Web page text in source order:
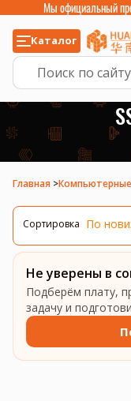
Мы официальный
Каталог
Главная >
Сортировка По
Не уверены в
Подберём плату,
задачу и